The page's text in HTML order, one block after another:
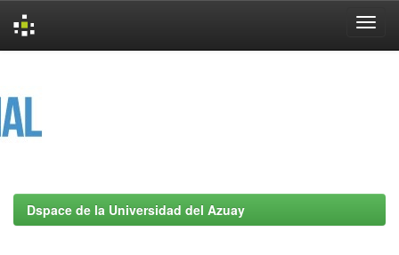
Dspace de la Universidad del Azuay